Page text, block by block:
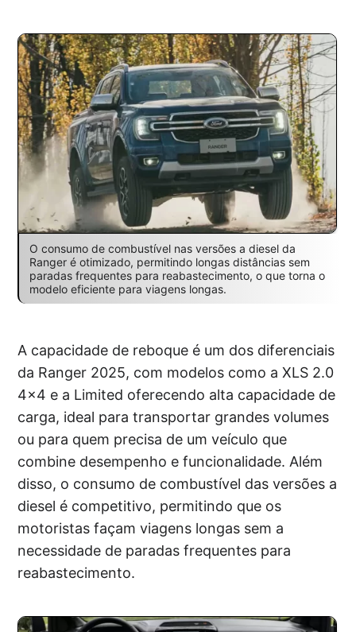
O consumo de combustível nas versões a diesel da
Ranger é otimizado, permitindo longas distâncias sem
paradas frequentes para reabastecimento, o que torna o
modelo eficiente para viagens longas.
A capacidade de reboque é um dos diferenciais
da Ranger 2025, com modelos como a XLS 2.0
4×4 e a Limited oferecendo alta capacidade de
carga, ideal para transportar grandes volumes
ou para quem precisa de um veículo que
combine desempenho e funcionalidade. Além
disso, o consumo de combustível das versões a
diesel é competitivo, permitindo que os
motoristas façam viagens longas sem a
necessidade de paradas frequentes para
reabastecimento.